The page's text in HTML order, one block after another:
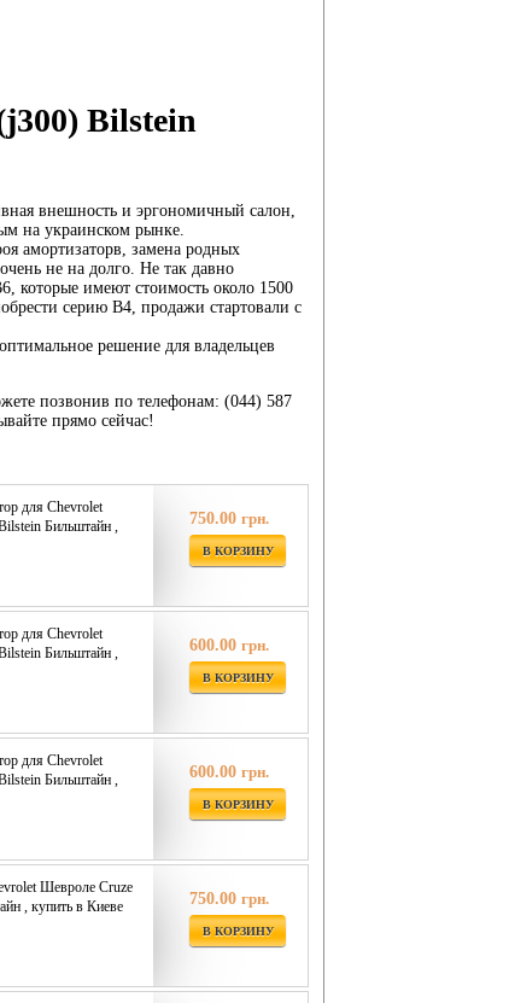
Bilstein
внешность и эргономичный салон,
на украинском рынке.
амортизаторв, замена родных
не на долго. Не так давно
которые имеют стоимость около 1500
серию В4, продажи стартовали с
решение для владельцев
позвонив по телефонам: (044) 587
прямо сейчас!
для Chevrolet
Бильштайн ,
750.00 грн.
В КОРЗИНУ
для Chevrolet
Бильштайн ,
600.00 грн.
В КОРЗИНУ
для Chevrolet
Бильштайн ,
600.00 грн.
В КОРЗИНУ
Шевроле Cruze
, купить в Киеве
750.00 грн.
В КОРЗИНУ